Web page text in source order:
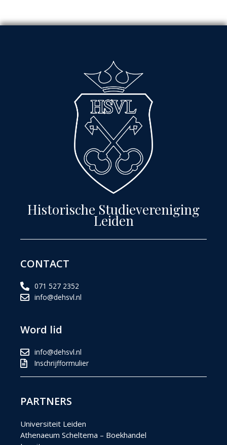
Historische Studievereniging
Leiden
CONTACT
071 527 2352
info@dehsvl.nl
Word lid
info@dehsvl.nl
Inschrijfformulier
PARTNERS
Universiteit Leiden
Athenaeum Scheltema – Boekhandel